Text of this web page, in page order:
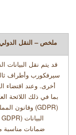
ملخص – النقل
قد يتم نقل البيانات
سيرفكورب وأطراف
أخرى. وعند اقتضاء
بما في ذلك اللائحة
(GDPR)
وقانون
البيانات (UK GDPR)
ضمانات مناسبة